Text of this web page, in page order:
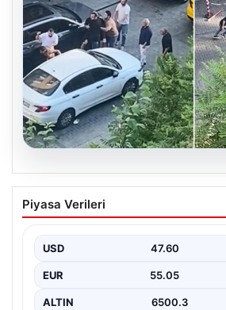
05.08.2026
Beyoğlu’nda çıplak adam
Motosikletin önüne atladı,
{"title": "Beyoğlu'nda Çıplak Adamın
yaşanan olay,…
Piyasa Verileri
USD 47.60
EUR 55.05
ALTIN 6500.3